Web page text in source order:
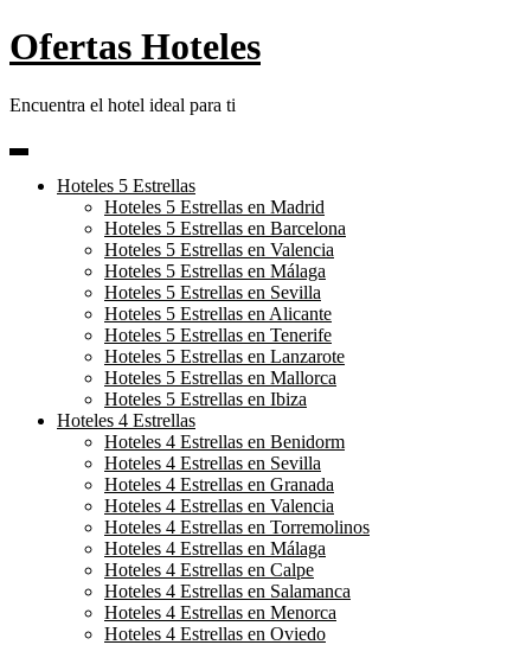
Skip
to
Ofertas Hoteles
Encuentra el hotel ideal para ti
Hoteles 5 Estrellas
Hoteles 5 Estrellas en Madrid
Hoteles 5 Estrellas en Barcelona
Hoteles 5 Estrellas en Valencia
Hoteles 5 Estrellas en Málaga
Hoteles 5 Estrellas en Sevilla
Hoteles 5 Estrellas en Alicante
Hoteles 5 Estrellas en Tenerife
Hoteles 5 Estrellas en Lanzarote
Hoteles 5 Estrellas en Mallorca
Hoteles 5 Estrellas en Ibiza
Hoteles 4 Estrellas
Hoteles 4 Estrellas en Benidorm
Hoteles 4 Estrellas en Sevilla
Hoteles 4 Estrellas en Granada
Hoteles 4 Estrellas en Valencia
Hoteles 4 Estrellas en Torremolinos
Hoteles 4 Estrellas en Málaga
Hoteles 4 Estrellas en Calpe
Hoteles 4 Estrellas en Salamanca
Hoteles 4 Estrellas en Menorca
Hoteles 4 Estrellas en Oviedo